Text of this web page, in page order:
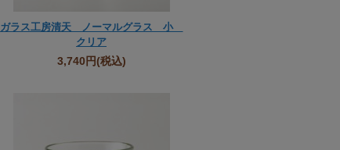
ガラス工房清天 ノーマルグラス 小
クリア
3,740円(税込)